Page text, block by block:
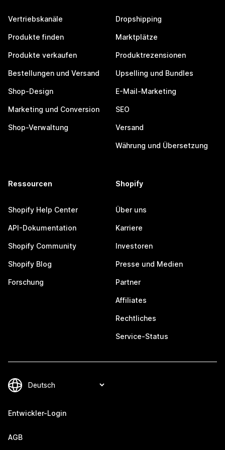
Vertriebskanäle
Produkte finden
Produkte verkaufen
Bestellungen und Versand
Shop-Design
Marketing und Conversion
Shop-Verwaltung
Dropshipping
Marktplätze
Produktrezensionen
Upselling und Bundles
E-Mail-Marketing
SEO
Versand
Währung und Übersetzung
Ressourcen
Shopify Help Center
API-Dokumentation
Shopify Community
Shopify Blog
Forschung
Shopify
Über uns
Karriere
Investoren
Presse und Medien
Partner
Affiliates
Rechtliches
Service-Status
Entwickler-Login
AGB